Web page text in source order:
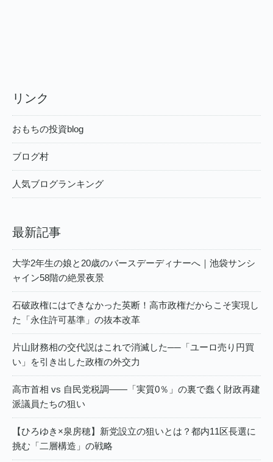
リンク
おもちの投資blog
ブログ村
人気ブログランキング
最新記事
大学2年生の娘と20歳のバースデーディナーへ｜池袋サンシ
ャイン58階の絶景夜景
石破政権にはできなかった英断！高市政権だからこそ実現し
た「永住許可基準」の抜本改革
片山財務相の交代説はこれで消滅した──「ユーロ売り円買
い」を引き出した政権の外交力
高市首相 vs 自民党税調――「実質0％」の裏で蠢く財政再建
派議員たちの狙い
【ひろゆき×泉房穂】新党設立の狙いとは？都内11区長選に
挑む「二層構造」の戦略